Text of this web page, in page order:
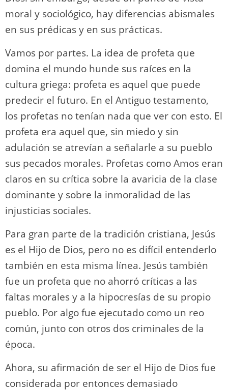
moral y sociológico, hay diferencias abismales
en sus prédicas y en sus prácticas.
Vamos por partes. La idea de profeta que
domina el mundo hunde sus raíces en la
cultura griega: profeta es aquel que puede
predecir el futuro. En el Antiguo testamento,
los profetas no tenían nada que ver con esto. El
profeta era aquel que, sin miedo y sin
adulación se atrevían a señalarle a su pueblo
sus pecados morales. Profetas como Amos eran
claros en su crítica sobre la avaricia de la clase
dominante y sobre la inmoralidad de las
injusticias sociales.
Para gran parte de la tradición cristiana, Jesús
es el Hijo de Dios, pero no es difícil entenderlo
también en esta misma línea. Jesús también
fue un profeta que no ahorró críticas a las
faltas morales y a la hipocresías de su propio
pueblo. Por algo fue ejecutado como un reo
común, junto con otros dos criminales de la
época.
Ahora, su afirmación de ser el Hijo de Dios fue
considerada por entonces demasiado